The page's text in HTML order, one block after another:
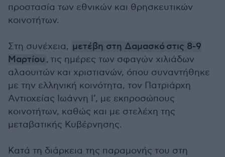
προστασία των εθνικών και θρησκευτικών
κοινοτήτων.
Στη συνέχεια, μετέβη στη Δαμασκό στις 8-9
Μαρτίου , τις ημέρες των σφαγών χιλιάδων
αλαουιτών και χριστιανών, όπου συναντήθηκε
με την ελληνική κοινότητα, τον Πατριάρχη
Αντιοχείας Ιωάννη Ι’, με εκπροσώπους
κοινοτήτων, καθώς και με στελέχη της
μεταβατικής Κυβέρνησης.
Κατά τη διάρκεια της παραμονής του στη